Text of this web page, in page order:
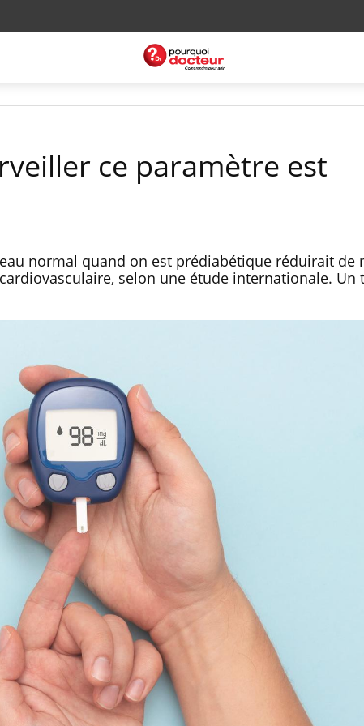
ce paramètre est
normal quand on est prédiabétique réduirait de
selon une étude internationale. Un
Cancer colorectal : une
stratégie simple aurait
changé la donne au Pays
basque
Chikungunya, dengue,
West Nile : que se passe-
t-il dans le sud de la
France ?
Les médicaments GLP-1
protègent-ils aussi les os